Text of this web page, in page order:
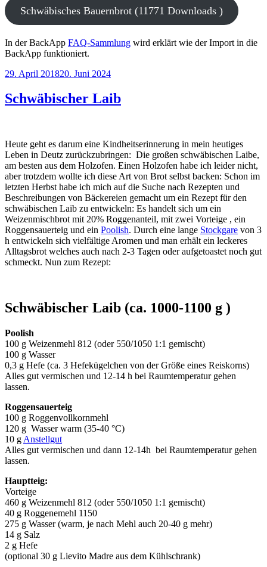
Schwäbisches Bauernbrot (11771 Downloads )
In der BackApp FAQ-Sammlung wird erklärt wie der Import in die
BackApp funktioniert.
Veröffentlicht
29. April 201820. Juni 2024
Schwäbischer Laib
Heute geht es darum eine Kindheitserinnerung in mein heutiges
Leben in Deutz zurückzubringen: Die großen schwäbischen Laibe,
am besten aus dem Holzofen. Einen Holzofen habe ich leider nicht,
aber trotzdem wollte ich diese Art von Brot selbst backen: Schon im
letzten Herbst habe ich mich auf die Suche nach Rezepten und
Beschreibungen von Bäckereien gemacht um ein Rezept für den
schwäbischen Laib zu entwickeln: Es handelt sich um ein
Weizenmischbrot mit 20% Roggenanteil, mit zwei Vorteige , ein
Roggensauerteig und ein Poolish. Durch eine lange Stockgare von 3
h entwickeln sich vielfältige Aromen und man erhält ein leckeres
Alltagsbrot welches auch nach 2-3 Tagen oder aufgetoastet noch gut
schmeckt. Nun zum Rezept:
Schwäbischer Laib (ca. 1000-1100 g )
Poolish
100 g Weizenmehl 812 (oder 550/1050 1:1 gemischt)
100 g Wasser
0,3 g Hefe (ca. 3 Hefekügelchen von der Größe eines Reiskorns)
Alles gut vermischen und 12-14 h bei Raumtemperatur gehen
lassen.
Roggensauerteig
100 g Roggenvollkornmehl
120 g Wasser warm (35-40 °C)
10 g Anstellgut
Alles gut vermischen und dann 12-14h bei Raumtemperatur gehen
lassen.
Hauptteig:
Vorteige
460 g Weizenmehl 812 (oder 550/1050 1:1 gemischt)
40 g Roggenemehl 1150
275 g Wasser (warm, je nach Mehl auch 20-40 g mehr)
14 g Salz
2 g Hefe
(optional 30 g Lievito Madre aus dem Kühlschrank)